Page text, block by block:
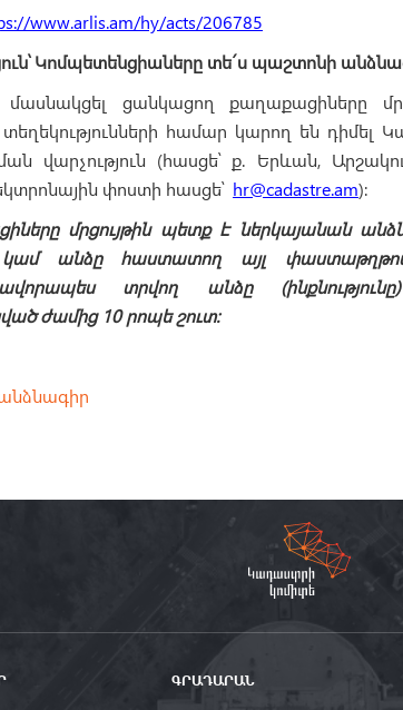
www.arlis.am/hy/acts/206785
Կոմպետենցիաները տե´ս պաշտոնի
մասնակցել ցանկացող քաղաքացիները
տեղեկությունների համար կարող են
վարչություն (հասցե՝ ք. Երևան,
փոստի հասցե՝ hr@cadastre.am):
մրցույթինպետք է ներկայանան
անձը հաստատող այլ փաստաթղթով
տրվող անձը
ժամից 10 րոպե շուտ:
ԳՐԱԴԱՐԱՆ